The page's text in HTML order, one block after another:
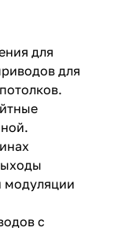
для
для
модуляции
с